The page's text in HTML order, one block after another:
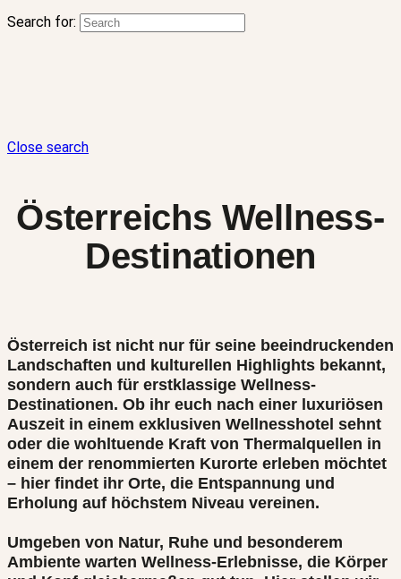
Search for:
Close search
Österreichs Wellness-
Destinationen
Österreich ist nicht nur für seine beeindruckenden
Landschaften und kulturellen Highlights bekannt,
sondern auch für erstklassige Wellness-
Destinationen. Ob ihr euch nach einer luxuriösen
Auszeit in einem exklusiven Wellnesshotel sehnt
oder die wohltuende Kraft von Thermalquellen in
einem der renommierten Kurorte erleben möchtet
– hier findet ihr Orte, die Entspannung und
Erholung auf höchstem Niveau vereinen.
Umgeben von Natur, Ruhe und besonderem
Ambiente warten Wellness-Erlebnisse, die Körper